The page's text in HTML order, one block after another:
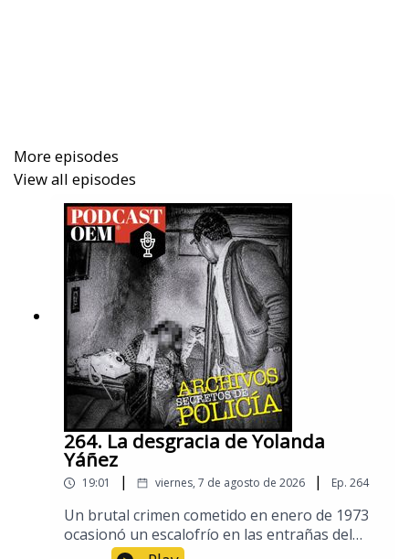
Puedes conocer más de este y otros casos en los
Archivos secretosde La Prensa.
*Este episodio se realizó con base en los periódicos
y noticias que se publicaron en el momento de los
hechos.
More episodes
View all episodes
264. La desgracia de Yolanda
Yáñez
19:01 | viernes, 7 de agosto de 2026 | Ep. 264
​Un brutal crimen cometido en enero de 1973
ocasionó un escalofrío en las entrañas del
entonces Distrito Federal, sin embargo, este